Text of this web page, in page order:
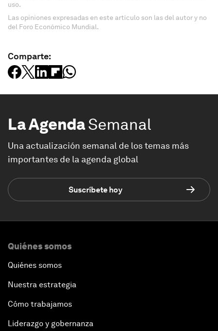
uso.
Las opiniones expresadas en este artículo son las del autor y no
del Foro Económico Mundial.
Comparte:
La AgendaSemanal
Una actualización semanal de los temas más
importantes de la agenda global
Suscríbete hoy
Quiénes somos
Quiénes somos
Nuestra estrategia
Cómo trabajamos
Liderazgo y gobernanza